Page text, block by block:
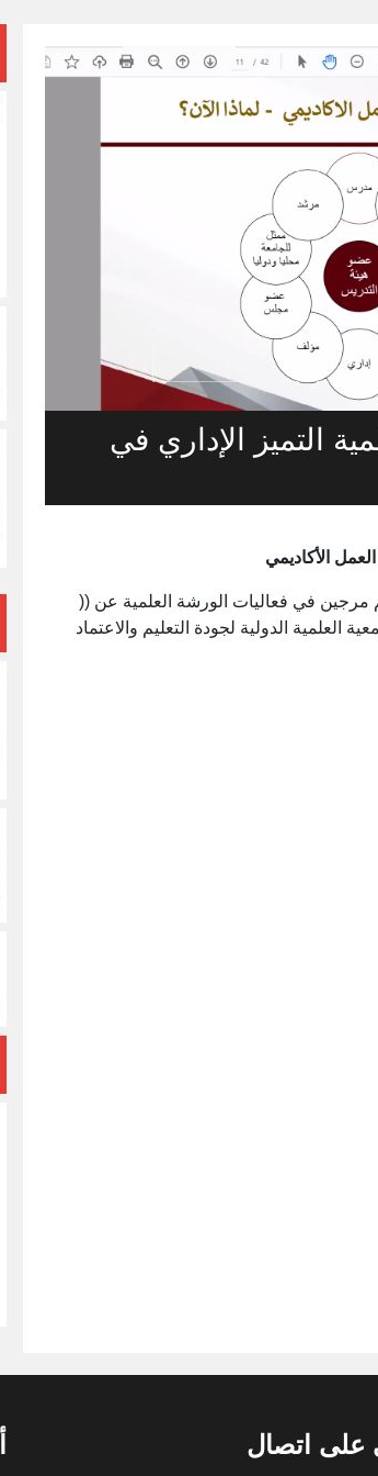
التميز الإداري في
الأكاديمي
الدكتور حسين سالم مرجين في فعاليات الورشة العلمية عن ((
العلمية الدولية لجودة التعليم والاعتماد
على اتصال